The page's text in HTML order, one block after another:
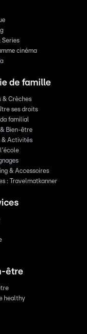
Series
cinéma
de famille
& Crèches
ses droits
familial
Bien-être
& Activités
& Accessoires
: Travelmatkanner
être
healthy